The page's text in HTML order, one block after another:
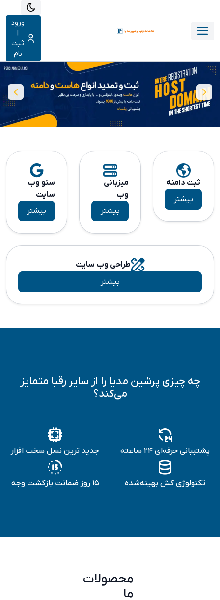
ورود
|
ثبت
نام
ثبت دامنه
بیشتر
میزبانی
وب
بیشتر
سئو وب
سایت
بیشتر
طراحی وب سایت
بیشتر
چه چیزی پرشین مدیا را از سایر رقبا متمایز
می‌کند؟
پشتیبانی حرفه‌ای ۲۴ ساعته جدید ترین نسل سخت افزار
تکنولوژی کش بهینه‌شده 15 روز ضمانت بازگشت وجه
محصولات
ما